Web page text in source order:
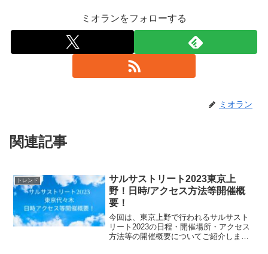
ミオランをフォローする
ミオラン
関連記事
トレンド
サルサストリート2023東京上
野！日時/アクセス方法等開催概
要！
今回は、東京上野で行われるサルサスト
リート2023の日程・開催場所・アクセス
方法等の開催概要についてご紹介しま